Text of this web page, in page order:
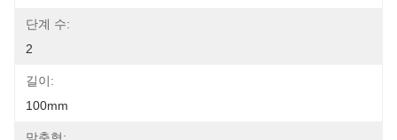
단계 수:
2
길이:
100mm